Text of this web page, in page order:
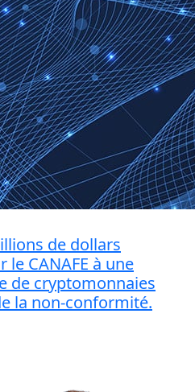
de dollars
CANAFE à une
de cryptomonnaies
la non-conformité.